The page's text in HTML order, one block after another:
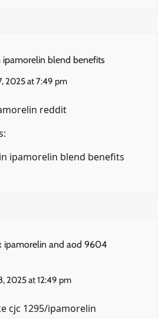
ipamorelin blend benefits
2025 at 7:49 pm
reddit
ipamorelin blend benefits
ipamorelin and aod 9604
2025 at 12:49 pm
cjc 1295/ipamorelin